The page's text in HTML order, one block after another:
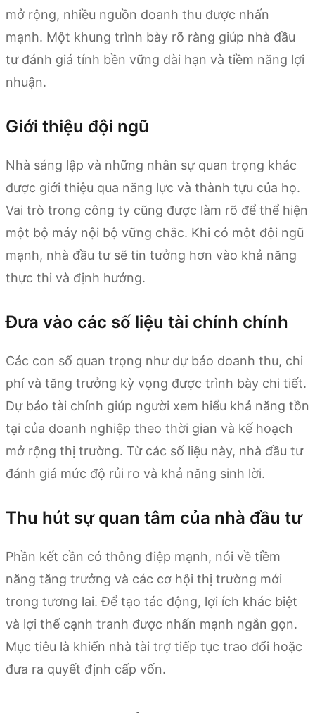
mở rộng, nhiều nguồn doanh thu được nhấn
mạnh. Một khung trình bày rõ ràng giúp nhà đầu
tư đánh giá tính bền vững dài hạn và tiềm năng lợi
nhuận.
Giới thiệu đội ngũ
Nhà sáng lập và những nhân sự quan trọng khác
được giới thiệu qua năng lực và thành tựu của họ.
Vai trò trong công ty cũng được làm rõ để thể hiện
một bộ máy nội bộ vững chắc. Khi có một đội ngũ
mạnh, nhà đầu tư sẽ tin tưởng hơn vào khả năng
thực thi và định hướng.
Đưa vào các số liệu tài chính chính
Các con số quan trọng như dự báo doanh thu, chi
phí và tăng trưởng kỳ vọng được trình bày chi tiết.
Dự báo tài chính giúp người xem hiểu khả năng tồn
tại của doanh nghiệp theo thời gian và kế hoạch
mở rộng thị trường. Từ các số liệu này, nhà đầu tư
đánh giá mức độ rủi ro và khả năng sinh lời.
Thu hút sự quan tâm của nhà đầu tư
Phần kết cần có thông điệp mạnh, nói về tiềm
năng tăng trưởng và các cơ hội thị trường mới
trong tương lai. Để tạo tác động, lợi ích khác biệt
và lợi thế cạnh tranh được nhấn mạnh ngắn gọn.
Mục tiêu là khiến nhà tài trợ tiếp tục trao đổi hoặc
đưa ra quyết định cấp vốn.